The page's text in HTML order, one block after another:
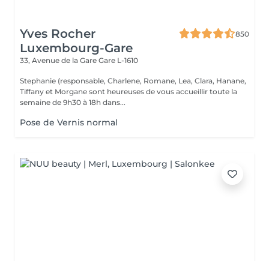
Yves Rocher
Luxembourg-Gare
850
33, Avenue de la Gare Gare L-1610
Stephanie (responsable, Charlene, Romane, Lea, Clara, Hanane,
Tiffany et Morgane sont heureuses de vous accueillir toute la
semaine de 9h30 à 18h dans...
Pose de Vernis normal